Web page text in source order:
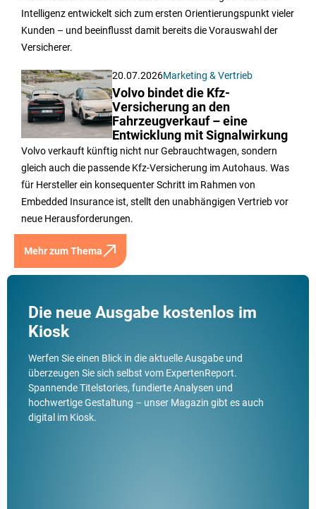
Intelligenz entwickelt sich zum ersten Orientierungspunkt vieler
Kunden – und beeinflusst damit bereits die Vorauswahl der
Versicherer.
20.07.2026Marketing & Vertrieb
Volvo bindet die Kfz-
Versicherung an den
Fahrzeugverkauf – eine
Entwicklung mit Signalwirkung
Volvo verkauft künftig nicht nur Gebrauchtwagen, sondern
gleich auch die passende Kfz-Versicherung im Autohaus. Was
für Hersteller ein konsequenter Schritt im Rahmen von
Embedded Insurance ist, stellt den unabhängigen Vertrieb vor
neue Herausforderungen.
Mehr zum Thema
Die neue Ausgabe kostenlos im
Kiosk
Werfen Sie einen Blick in die aktuelle Ausgabe und
überzeugen Sie sich selbst vom ExpertenReport.
Spannende Titelstories, fundierte Analysen und
hochwertige Gestaltung – unser Magazin gibt es auch
digital im Kiosk.